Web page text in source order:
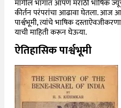
मागील भागात आपण मराठी भाषिक
कीर्तन परंपरांचा आढावा घेतला. आज
पार्श्वभूमी, त्यांचे भाषिक
याची माहिती करून घेऊया.
ऐतिहासिक पार्श्वभूमी